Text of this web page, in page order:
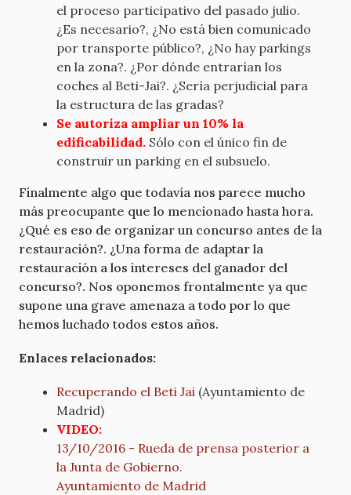
el proceso participativo del pasado julio.
¿Es necesario?, ¿No está bien comunicado
por transporte público?, ¿No hay parkings
en la zona?. ¿Por dónde entrarían los
coches al Beti-Jai?. ¿Sería perjudicial para
la estructura de las gradas?
Se autoriza ampliar un 10% la
edificabilidad. Sólo con el único fin de
construir un parking en el subsuelo.
Finalmente algo que todavía nos parece mucho
más preocupante que lo mencionado hasta hora.
¿Qué es eso de organizar un concurso antes de la
restauración?. ¿Una forma de adaptar la
restauración a los intereses del ganador del
concurso?. Nos oponemos frontalmente ya que
supone una grave amenaza a todo por lo que
hemos luchado todos estos años.
Enlaces relacionados:
Recuperando el Beti Jai (Ayuntamiento de
Madrid)
VIDEO:
13/10/2016 - Rueda de prensa posterior a
la Junta de Gobierno.
Ayuntamiento de Madrid